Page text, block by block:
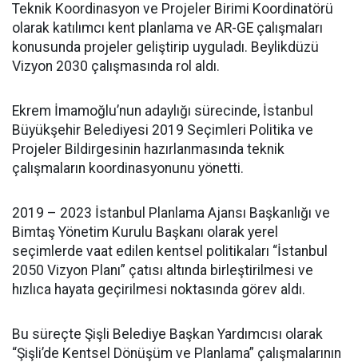
Teknik Koordinasyon ve Projeler Birimi Koordinatörü
olarak katılımcı kent planlama ve AR-GE çalışmaları
konusunda projeler geliştirip uyguladı. Beylikdüzü
Vizyon 2030 çalışmasında rol aldı.
Ekrem İmamoğlu’nun adaylığı sürecinde, İstanbul
Büyükşehir Belediyesi 2019 Seçimleri Politika ve
Projeler Bildirgesinin hazırlanmasında teknik
çalışmaların koordinasyonunu yönetti.
2019 – 2023 İstanbul Planlama Ajansı Başkanlığı ve
Bimtaş Yönetim Kurulu Başkanı olarak yerel
seçimlerde vaat edilen kentsel politikaları “İstanbul
2050 Vizyon Planı” çatısı altında birleştirilmesi ve
hızlıca hayata geçirilmesi noktasında görev aldı.
Bu süreçte Şişli Belediye Başkan Yardımcısı olarak
“Şişli’de Kentsel Dönüşüm ve Planlama” çalışmalarının